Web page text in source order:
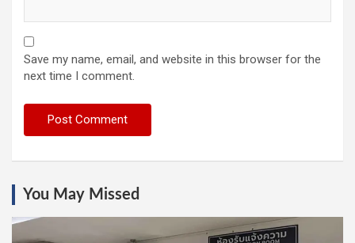
Save my name, email, and website in this browser for the
next time I comment.
You May Missed